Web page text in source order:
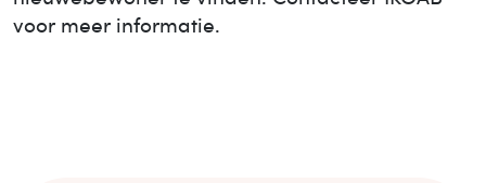
voor meer informatie.